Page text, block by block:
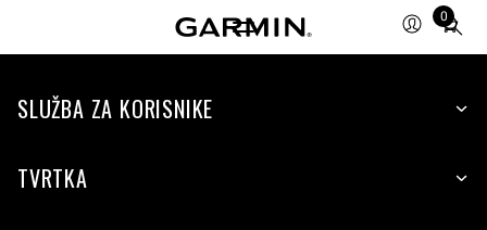
0
Total
items
cart:
SLUŽBA ZA KORISNIKE
TVRTKA